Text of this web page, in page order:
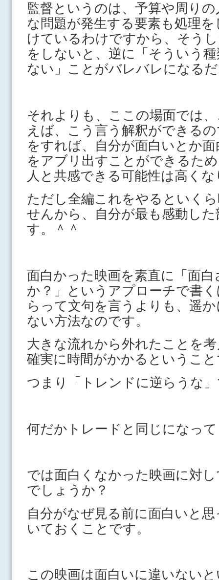
監督というのは、予算や周り
な問題が発生する要素も処理
けているわけですから、そう
をしないと、逆に「そういう
ない」ことがバレバレになる
それよりも、ここの場面では
えば、こう言う解釈ができる
をすれば、自分が面白いとか
をアブリ出すことができるた
人と共感できる可能性は高く
ただし全編これをやるといく
せんから、自分が最も感動し
す。＾＾
面白かった映画を素直に「面
か？」というアプローチで書
らって文句を言うよりも、遥
ない方法なのです。
大きな流れから外れたことを
確実に時間がかかるというこ
つまり「トレンドに逆らうな
何だかトレードと同じになっ
では面白くなかった映画に対
でしょうか？
自分がなぜ見る前に面白いと
いておくことです。
この映画は面白いに違いない